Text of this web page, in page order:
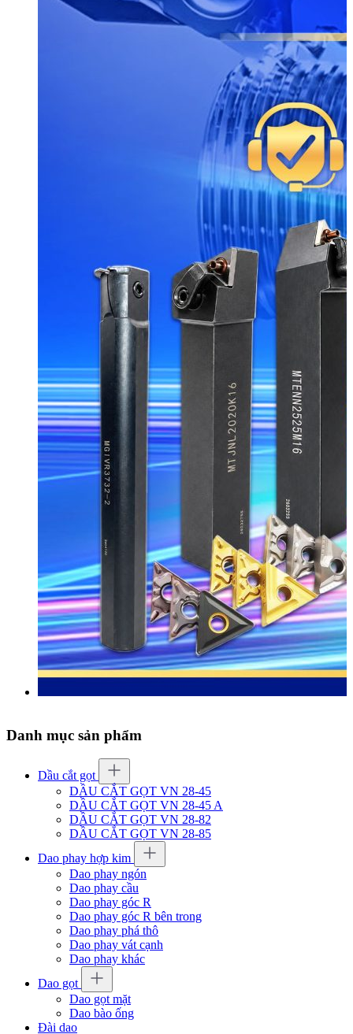
Danh mục sản phẩm
Dầu cắt gọt
DẦU CẮT GỌT VN 28-45
DẦU CẮT GỌT VN 28-45 A
DẦU CẮT GỌT VN 28-82
DẦU CẮT GỌT VN 28-85
Dao phay hợp kim
Dao phay ngón
Dao phay cầu
Dao phay góc R
Dao phay góc R bên trong
Dao phay phá thô
Dao phay vát cạnh
Dao phay khác
Dao gọt
Dao gọt mặt
Dao bào ống
Đài dao